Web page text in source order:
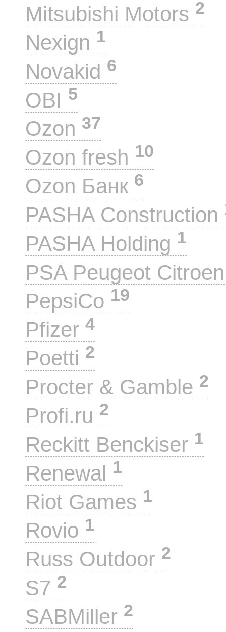
Mitsubishi Motors 2
Nexign 1
Novakid 6
OBI 5
Ozon 37
Ozon fresh 10
Ozon Банк 6
PASHA Construction
PASHA Holding 1
PSA Peugeot
PepsiCo 19
Pfizer 4
Poetti 2
Procter & Gamble 2
Profi.ru 2
Reckitt Benckiser 1
Renewal 1
Riot Games 1
Rovio 1
Russ Outdoor 2
S7 2
SABMiller 2